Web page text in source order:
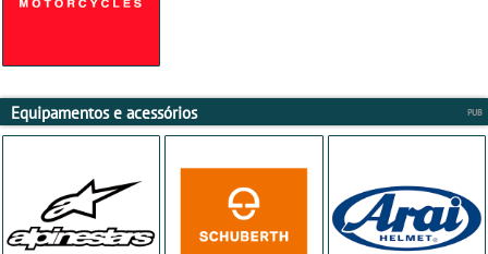
Equipamentos e acessórios